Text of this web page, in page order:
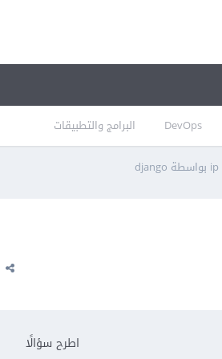
DevOps البرامج والتطبيقات
اطرح سؤالًا